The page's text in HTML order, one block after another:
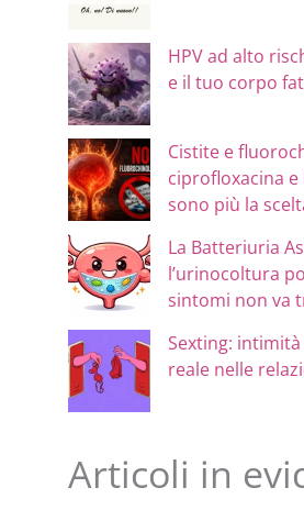
HPV ad alto
e il tuo corpo
Cistite e
ciprofloxacina
sono più la
La Batteriuria
l’urinocoltura
sintomi non va
Sexting:
reale nelle
Articoli in